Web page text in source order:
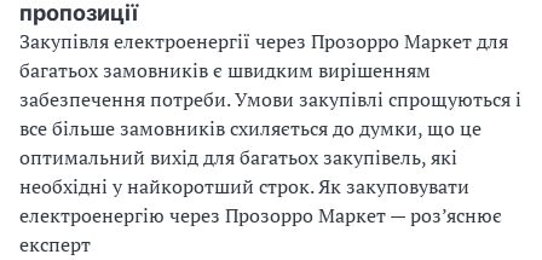
пропозиції
Закупівля електроенергії через Прозорро Маркет для
багатьох замовників є швидким вирішенням
забезпечення потреби. Умови закупівлі спрощуються і
все більше замовників схиляється до думки, що це
оптимальний вихід для багатьох закупівель, які
необхідні у найкоротший строк. Як закуповувати
електроенергію через Прозорро Маркет — роз’яснює
експерт